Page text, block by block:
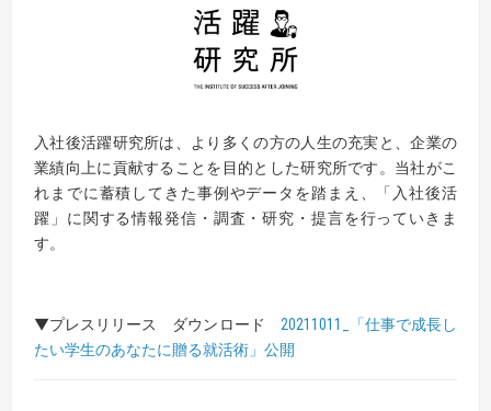
入社後活躍研究所は、より多くの方の人生の充実と、企業の
業績向上に貢献することを目的とした研究所です。 当社がこ
れまでに蓄積してきた事例やデータを踏まえ、
「入社後活
躍」に関する情報発信・調査・研究・提言を行っていきま
す。
▼プレスリリース ダウンロード 20211011_「仕事で成長し
たい学生のあなたに贈る就活術」公開